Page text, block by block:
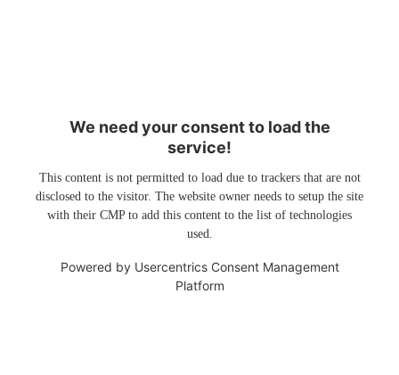
We need your consent to load the
service!
This content is not permitted to load due to trackers that are not
disclosed to the visitor. The website owner needs to setup the site
with their CMP to add this content to the list of technologies
used.
Powered by Usercentrics Consent Management
Platform